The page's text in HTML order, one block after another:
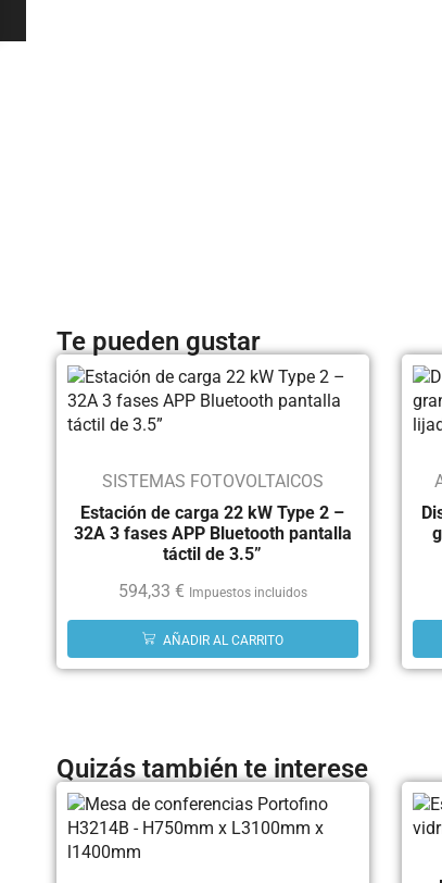
Te pueden gustar
SISTEMAS FOTOVOLTAICOS
Estación de carga 22 kW Type 2 –
32A 3 fases APP Bluetooth pantalla
táctil de 3.5”
594,33 € Impuestos incluidos
AÑADIR AL CARRITO
Quizás también te interese